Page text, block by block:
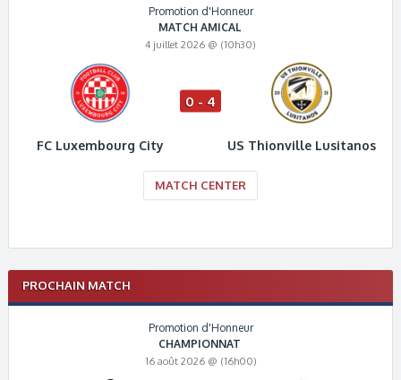
Promotion d'Honneur
MATCH AMICAL
4 juillet 2026 @ (10h30)
FC Luxembourg City
0 - 4
US Thionville Lusitanos
MATCH CENTER
PROCHAIN MATCH
Promotion d'Honneur
CHAMPIONNAT
16 août 2026 @ (16h00)